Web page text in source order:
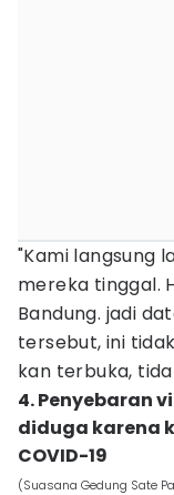
"Kami langsung
mereka tinggal.
Bandung. jadi
tersebut, ini
kan terbuka,
4. Penyebaran
diduga karena
COVID-19
(Suasana Gedung Sate